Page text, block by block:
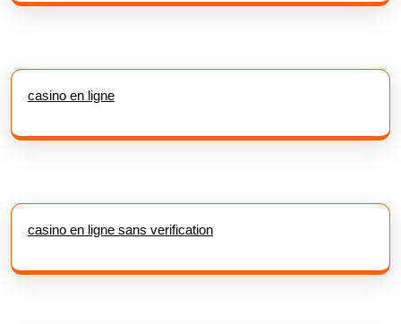
casino en ligne
casino en ligne sans verification